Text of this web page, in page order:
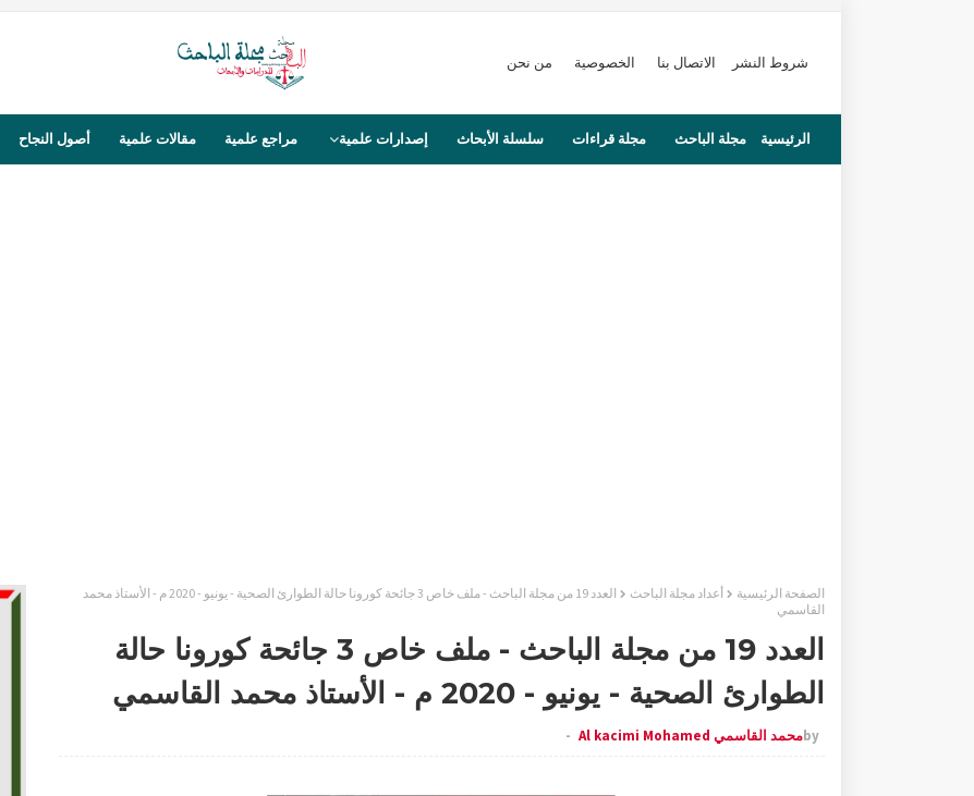
شروط النشر الاتصال بنا الخصوصية من نحن
الرئيسية مجلة الباحث مجلة قراءات سلسلة الأبحاث إصدارات علمية مراجع علمية مقالات علمية أصول النجاح
الصفحة الرئيسية أعداد مجلة الباحث
العدد 19 من مجلة الباحث - ملف خاص 3 جائحة كورونا حالة الطوارئ الصحية - يونيو - 2020 م - الأستاذ محمد
القاسمي
العدد 19 من مجلة الباحث - ملف خاص 3 جائحة كورونا حالة
الطوارئ الصحية - يونيو - 2020 م - الأستاذ محمد القاسمي
byمحمد القاسمي Al kacimi Mohamed